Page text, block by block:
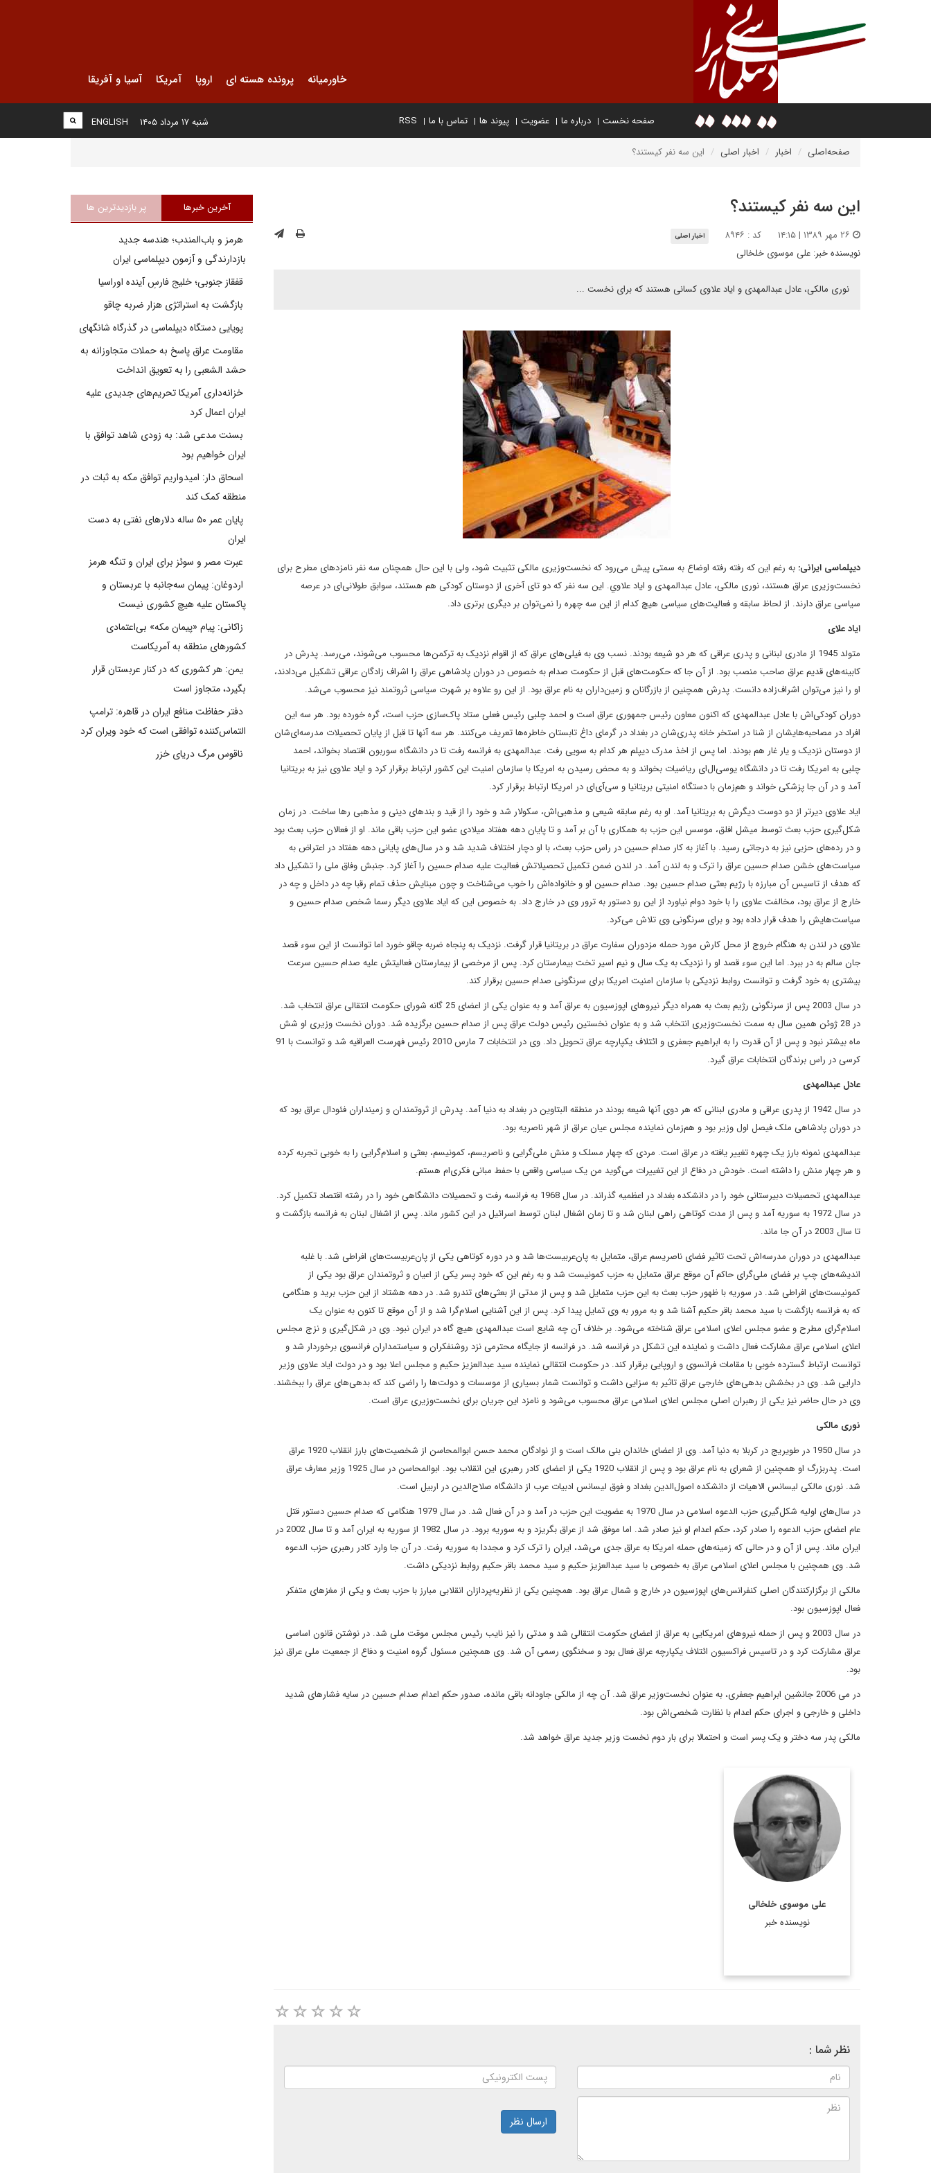
خاورمیانه پرونده هسته ای اروپا آمریکا آسیا و آفریقا
صفحه نخست درباره ما عضویت پیوند ها تماس با ما RSS
ENGLISH شنبه ۱۷ مرداد ۱۴۰۵
صفحه‌اصلی اخبار اخبار اصلی اين سه نفر کيستند؟
اين سه نفر کيستند؟
کد : ۸۹۴۶ اخبار اصلی
نویسنده خبر: على موسوى خلخالى
نورى مالکى، عادل عبدالمهدى و اياد علاوى کسانى هستند که براى نخست ...
ديپلماسى ايرانى: به رغم اين که رفته رفته اوضاع به سمتى پيش مى‌رود که نخست‌وزيرى مالکى تثبيت شود، ولى با اين حال همچنان سه نفر نامزدهاى مطرح براى
نخست‌وزيرى عراق هستند، نورى مالکى، عادل عبدالمهدى و اياد علاوي. اين سه نفر که دو تاى آخرى از دوستان کودکى هم هستند، سوابق طولانى‌اى در عرصه
سياسى عراق دارند. از لحاظ سابقه و فعاليت‌هاى سياسى هيچ کدام از اين سه چهره را نمى‌توان بر ديگرى برترى داد.
اياد علاى
متولد 1945 از مادرى لبنانى و پدرى عراقى که هر دو شيعه بودند. نسب وى به فيلى‌هاى عراق که از اقوام نزديک به ترکمن‌ها محسوب مى‌شوند، مى‌رسد. پدرش در
کابينه‌هاى قديم عراق صاحب منصب بود. از آن جا که حکومت‌هاى قبل از حکومت صدام به خصوص در دوران پادشاهى عراق را اشراف زادگان عراقى تشکيل مى‌دادند،
او را نيز مى‌توان اشراف‌زاده دانست. پدرش همچنين از بازرگانان و زمين‌داران به نام عراق بود. از اين رو علاوه بر شهرت سياسى ثروتمند نيز محسوب مى‌شد.
دوران کودکى‌اش با عادل عبدالمهدى که اکنون معاون رئيس جمهورى عراق است و احمد چلبى رئيس فعلى ستاد پاک‌سازى حزب است، گره خورده بود. هر سه اين
افراد در مصاحبه‌هايشان از شنا در استخر خانه پدرى‌شان در بغداد در گرماى داغ تابستان خاطره‌ها تعريف مى‌کنند. هر سه آنها تا قبل از پايان تحصيلات مدرسه‌اى‌شان
از دوستان نزديک و يار غار هم بودند. اما پس از اخذ مدرک ديپلم هر کدام به سويى رفت. عبدالمهدى به فرانسه رفت تا در دانشگاه سوربون اقتصاد بخواند، احمد
چلبى به امريکا رفت تا در دانشگاه يو‌سى‌ال‌اى رياضيات بخواند و به محض رسيدن به امريکا با سازمان امنيت اين کشور ارتباط برقرار کرد و اياد علاوى نيز به بريتانيا
آمد و در آن جا پزشکى خواند و هم‌زمان با دستگاه امنيتى بريتانيا و سى‌آى‌اى در امريکا ارتباط برقرار کرد.
اياد علاوى ديرتر از دو دوست ديگرش به بريتانيا آمد. او به رغم سابقه شيعى و مذهبى‌اش، سکولار شد و خود را از قيد و بندهاى دينى و مذهبى رها ساخت. در زمان
شکل‌گيرى حزب بعث توسط ميشل افلق، موسس اين حزب به همکارى با آن بر آمد و تا پايان دهه هفتاد ميلادى عضو اين حزب باقى ماند. او از فعالان حزب بعث بود
و در رده‌هاى حزبى نيز به درجاتى رسيد. با آغاز به کار صدام حسين در راس حزب بعث، با او دچار اختلاف شديد شد و در سال‌هاى پايانى دهه هفتاد در اعتراض به
سياست‌هاى خشن صدام حسين عراق را ترک و به لندن آمد. در لندن ضمن تکميل تحصيلاتش فعاليت عليه صدام حسين را آغاز کرد. جنبش وفاق ملى را تشکيل داد
که هدف از تاسيس آن مبارزه با رژيم بعثى صدام حسين بود. صدام حسين او و خانواده‌اش را خوب مى‌شناخت و چون مبنايش حذف تمام رقبا چه در داخل و چه در
خارج از عراق بود، مخالفت علاوى را با خود دوام نياورد از اين رو دستور به ترور وى در خارج داد. به خصوص اين که اياد علاوى ديگر رسما شخص صدام حسين و
سياست‌‌هايش را هدف قرار داده بود و براى سرنگونى وى تلاش مى‌کرد.
علاوى در لندن به هنگام خروج از محل کارش مورد حمله مزدوران سفارت عراق در بريتانيا قرار گرفت. نزديک به پنجاه ضربه چاقو خورد اما توانست از اين سوء قصد
جان سالم به در ببرد. اما اين سوء قصد او را نزديک به يک سال و نيم اسير تخت بيمارستان کرد. پس از مرخصى از بيمارستان فعاليتش عليه صدام حسين سرعت
بيشترى به خود گرفت و توانست روابط نزديکى با سازمان امنيت امريکا براى سرنگونى صدام حسين برقرار کند.
در سال 2003 پس از سرنگونى رژيم بعث به همراه ديگر نيروهاى اپوزسيون به عراق آمد و به عنوان يکى از اعضاى 25 گانه شوراى حکومت انتقالى عراق انتخاب شد.
در 28 ژوئن همين سال به سمت نخست‌وزيرى انتخاب شد و به عنوان نخستين رئيس دولت عراق پس از صدام حسين برگزيده شد. دوران نخست وزيرى او شش
ماه بيشتر نبود و پس از آن قدرت را به ابراهيم جعفرى و ائتلاف يکپارچه عراق تحويل داد. وى در انتخابات 7 مارس 2010 رئيس فهرست العراقيه شد و توانست با 91
کرسى در راس برندگان انتخابات عراق گيرد.
عادل عبدالمهدى
در سال 1942 از پدرى عراقى و مادرى لبنانى که هر دوى آنها شيعه بودند در منطقه البتاوين در بغداد به دنيا آمد. پدرش از ثروتمندان و زمينداران فئودال عراق بود که
در دوران پادشاهى ملک فيصل اول وزير بود و هم‌زمان نماينده مجلس عيان عراق از شهر ناصريه بود.
عبدالمهدى نمونه بارز يک چهره تغيير يافته در عراق است. مردى که چهار مسلک و منش ملى‌گرايى و ناصريسم، کمونيسم، بعثى و اسلام‌گرايى را به خوبى تجربه کرده
و هر چهار منش را داشته است. خودش در دفاع از اين تغييرات مى‌گويد من يک سياسى واقعى با حفط مبانى فکرى‌ام هستم.
عبدالمهدى تحصيلات دبيرستانى خود را در دانشکده بغداد در اعظميه گذراند. در سال 1968 به فرانسه رفت و تحصيلات دانشگاهى خود را در رشته اقتصاد تکميل کرد.
در سال 1972 به سوريه آمد و پس از مدت کوتاهى راهى لبنان شد و تا زمان اشغال لبنان توسط اسرائيل در اين کشور ماند. پس از اشغال لبنان به فرانسه بازگشت و
تا سال 2003 در آن جا ماند.
عبدالمهدى در دوران مدرسه‌اش تحت تاثير فضاى ناصريسم عراق، متمايل به پان‌عربيست‌ها شد و در دوره کوتاهى يکى از پان‌عربيست‌هاى افراطى شد. با غلبه
انديشه‌هاى چپ بر فضاى ملى‌گراى حاکم آن موقع عراق متمايل به حزب کمونيست شد و به رغم اين که خود پسر يکى از اعيان و ثروتمندان عراق بود يکى از
کمونيست‌هاى افراطى شد. در سوريه با ظهور حزب بعث به اين حزب متمايل شد و پس از مدتى از بعثى‌هاى تندرو شد. در دهه هشتاد از اين حزب بريد و هنگامى
که به فرانسه بازگشت با سيد محمد باقر حکيم آشنا شد و به مرور به وى تمايل پيدا کرد. پس از اين آشنايى اسلام‌گرا شد و از آن موقع تا کنون به عنوان يک
اسلام‌گراى مطرح و عضو مجلس اعلاى اسلامى عراق شناخته مى‌شود. بر خلاف آن چه شايع است عبدالمهدى هيچ گاه در ايران نبود. وى در شکل‌گيرى و نزج مجلس
اعلاى اسلامى عراق مشارکت فعال داشت و نماينده اين تشکل در فرانسه شد. در فرانسه از جايگاه محترمى نزد روشنفکران و سياستمداران فرانسوى برخوردار شد و
توانست ارتباط گسترده خوبى با مقامات فرانسوى و اروپايى برقرار کند. در حکومت انتقالى نماينده سيد عبدالعزيز حکيم و مجلس اعلا بود و در دولت اياد علاوى وزير
دارايى شد. وى در بخشش بدهى‌هاى خارجى عراق تاثير به سزايى داشت و توانست شمار بسيارى از موسسات و دولت‌ها را راضى کند که بدهى‌هاى عراق را ببخشند.
وى در حال حاضر نيز يکى از رهبران اصلى مجلس اعلاى اسلامى عراق محسوب مى‌شود و نامزد اين جريان براى نخست‌وزيرى عراق است.
نورى مالکى
در سال 1950 در طويريج در کربلا به دنيا آمد. وى از اعضاى خاندان بنى مالک است و از نوادگان محمد حسن ابوالمحاسن از شخصيت‌هاى بارز انقلاب 1920 عراق
است. پدربزرگ او همچنين از شعراى به نام عراق بود و پس از انقلاب 1920 يکى از اعضاى کادر رهبرى اين انقلاب بود. ابوالمحاسن در سال 1925 وزير معارف عراق
شد. نورى مالکى ليسانس الاهيات از دانشکده اصول‌الدين بغداد و فوق ليسانس ادبيات عرب از دانشگاه صلاح‌الدين در اربيل است.
در سال‌هاى اوليه شکل‌گيرى حزب الدعوه اسلامى در سال 1970 به عضويت اين حزب در آمد و در آن فعال شد. در سال 1979 هنگامى که صدام حسين دستور قتل
عام اعضاى حزب الدعوه را صادر کرد، حکم اعدام او نيز صادر شد. اما موفق شد از عراق بگريزد و به سوريه برود. در سال 1982 از سوريه به ايران آمد و تا سال 2002 در
ايران ماند. پس از آن و در حالى که زمينه‌هاى حمله امريکا به عراق جدى مى‌شد، ايران را ترک کرد و مجددا به سوريه رفت. در آن جا وارد کادر رهبرى حزب الدعوه
شد. وى همچنين با مجلس اعلاى اسلامى عراق به خصوص با سيد عبدالعزيز حکيم و سيد محمد باقر حکيم روابط نزديکى داشت.
مالکى از برگزارکنندگان اصلى کنفرانس‌هاى اپوزسيون در خارج و شمال عراق بود. همچنين يکى از نظريه‌پردازان انقلابى مبارز با حزب بعث و يکى از مغزهاى متفکر
فعال اپوزسيون بود.
در سال 2003 و پس از حمله نيروهاى امريکايى به عراق از اعضاى حکومت انتقالى شد و مدتى را نيز نايب رئيس مجلس موقت ملى شد. در نوشتن قانون اساسى
عراق مشارکت کرد و در تاسيس فراکسيون ائتلاف يکپارچه عراق فعال بود و سخنگوى رسمى آن شد. وى همچنين مسئول گروه امنيت و دفاع از جمعيت ملى عراق نيز
بود.
در مى 2006 جانشين ابراهيم جعفرى، به عنوان نخست‌وزير عراق شد. آن چه از مالکى جاودانه باقى مانده، صدور حکم اعدام صدام حسين در سايه فشارهاى شديد
داخلى و خارجى و اجراى حکم اعدام با نظارت شخصى‌اش بود.
مالکى پدر سه دختر و يک پسر است و احتمالا براى بار دوم نخست وزير جديد عراق خواهد شد.
على موسوى خلخالى
نویسنده خبر
مترجم، روزنامه نگار و
معاون سردبیر دیپلماسی
ایرانی.
اطلاعات بیشتر
نظر شما :
ارسال نظر
آخرین خبرها پر بازدیدترین ها
هرمز و باب‌المندب؛ هندسه جدید
بازدارندگی و آزمون دیپلماسی ایران
قفقاز جنوبی؛ خلیج فارسِ آینده اوراسیا
بازگشت به استراتژی هزار ضربه چاقو
پویایی دستگاه دیپلماسی در گذرگاه شانگهای
مقاومت عراق پاسخ به حملات متجاوزانه به
حشد الشعبی را به تعویق انداخت
خزانه‌داری آمریکا تحریم‌های جدیدی علیه
ایران اعمال کرد
بسنت مدعی شد: به زودی شاهد توافق با
ایران خواهیم بود
اسحاق دار: امیدواریم توافق مکه به ثبات در
منطقه کمک کند
پایان عمر ۵۰ ساله دلارهای نفتی به دست
ایران
عبرت مصر و سوئز برای ایران و تنگه هرمز
اردوغان: پیمان سه‌جانبه با عربستان و
پاکستان علیه هیچ کشوری نیست
زاکانی: پیام «پیمان مکه» بی‌اعتمادی
کشورهای منطقه به آمریکاست
یمن: هر کشوری که در کنار عربستان قرار
بگیرد، متجاوز است
دفتر حفاظت منافع ایران در قاهره: ترامپ
التماس‌کننده توافقی است که خود ویران کرد
ناقوس مرگ دریای خزر